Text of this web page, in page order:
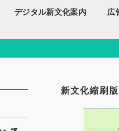
デジタル新文化案内 広
新文化縮刷